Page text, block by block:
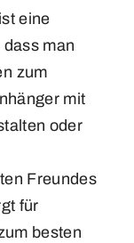
eine
man
zum
mit
oder
Freundes
für
besten